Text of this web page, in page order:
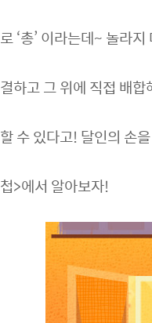
로 ‘총’ 이라는데~ 놀라
결하고 그 위에 직접 배
할 수 있다고! 달인의 손
첩>에서 알아보자!